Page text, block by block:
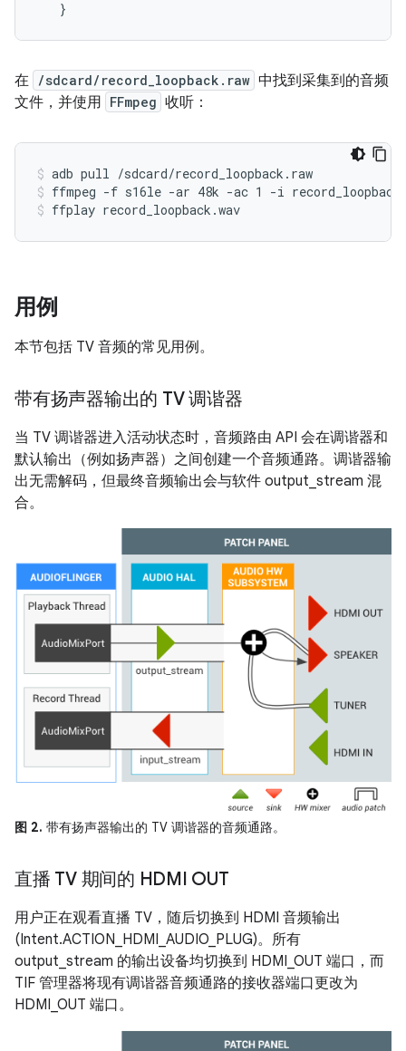
在 /sdcard/record_loopback.raw 中找到采集到的音频
文件，并使用 FFmpeg 收听：
adb pull /sdcard/record_loopback.raw
ffmpeg -f s16le -ar 48k -ac 1 -i
ffplay record_loopback.wav
用例
本节包括 TV 音频的常见用例。
带有扬声器输出的 TV 调谐器
当 TV 调谐器进入活动状态时，音频路由 API 会在调谐器和
默认输出（例如扬声器）之间创建一个音频通路。调谐器输
出无需解码，但最终音频输出会与软件 output_stream 混
合。
图 2. 带有扬声器输出的 TV 调谐器的音频通路。
直播 TV 期间的 HDMI OUT
用户正在观看直播 TV，随后切换到 HDMI 音频输出
(Intent.ACTION_HDMI_AUDIO_PLUG)。所有
output_stream 的输出设备均切换到 HDMI_OUT 端口，而
TIF 管理器将现有调谐器音频通路的接收器端口更改为
HDMI_OUT 端口。